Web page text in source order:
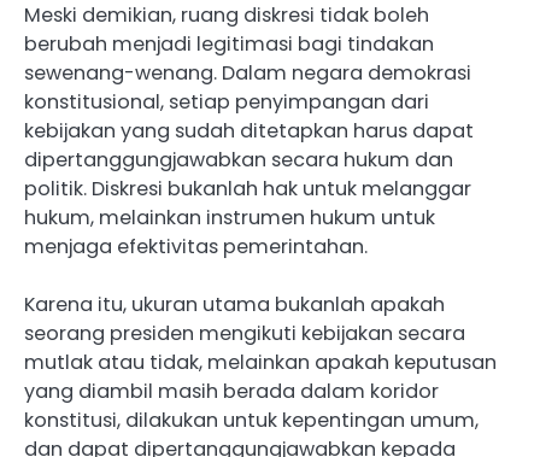
Meski demikian, ruang diskresi tidak boleh
berubah menjadi legitimasi bagi tindakan
sewenang-wenang. Dalam negara demokrasi
konstitusional, setiap penyimpangan dari
kebijakan yang sudah ditetapkan harus dapat
dipertanggungjawabkan secara hukum dan
politik. Diskresi bukanlah hak untuk melanggar
hukum, melainkan instrumen hukum untuk
menjaga efektivitas pemerintahan.
Karena itu, ukuran utama bukanlah apakah
seorang presiden mengikuti kebijakan secara
mutlak atau tidak, melainkan apakah keputusan
yang diambil masih berada dalam koridor
konstitusi, dilakukan untuk kepentingan umum,
dan dapat dipertanggungjawabkan kepada